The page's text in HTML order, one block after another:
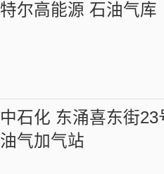
特尔高能源 石油气库
中石化 东涌喜东街23
油气加气站